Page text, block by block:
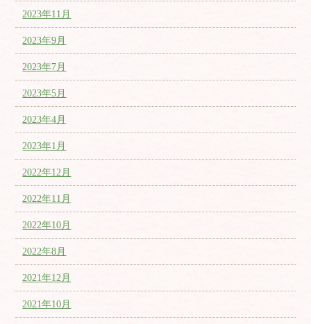
2023年11月
2023年9月
2023年7月
2023年5月
2023年4月
2023年1月
2022年12月
2022年11月
2022年10月
2022年8月
2021年12月
2021年10月